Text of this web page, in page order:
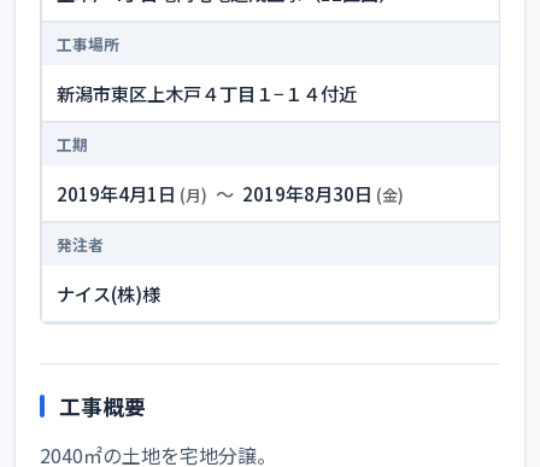
工事場所
新潟市東区上木戸４丁目１−１４付近
工期
2019年4月1日 (月) 〜 2019年8月30日 (金)
発注者
ナイス(株)様
工事概要
2040㎡の土地を宅地分譲。